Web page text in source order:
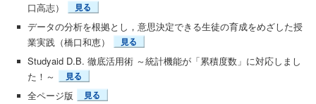
口高志）
データの分析を根拠とし，意思決定できる生徒の育成をめざした授
業実践（橋口和恵）
Studyaid D.B. 徹底活用術 ～統計機能が「累積度数」に対応しまし
た！～
全ページ版